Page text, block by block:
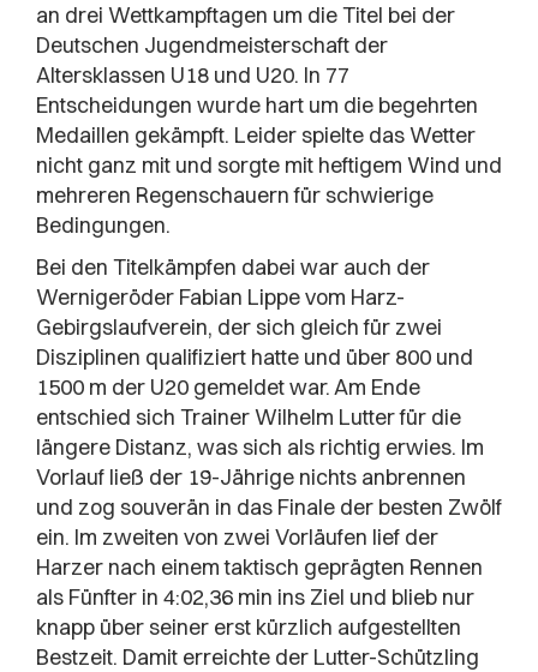
an drei Wettkampftagen um die Titel bei der
Deutschen Jugendmeisterschaft der
Altersklassen U18 und U20. In 77
Entscheidungen wurde hart um die begehrten
Medaillen gekämpft. Leider spielte das Wetter
nicht ganz mit und sorgte mit heftigem Wind und
mehreren Regenschauern für schwierige
Bedingungen.
Bei den Titelkämpfen dabei war auch der
Wernigeröder Fabian Lippe vom Harz-
Gebirgslaufverein, der sich gleich für zwei
Disziplinen qualifiziert hatte und über 800 und
1500 m der U20 gemeldet war. Am Ende
entschied sich Trainer Wilhelm Lutter für die
längere Distanz, was sich als richtig erwies. Im
Vorlauf ließ der 19-Jährige nichts anbrennen
und zog souverän in das Finale der besten Zwölf
ein. Im zweiten von zwei Vorläufen lief der
Harzer nach einem taktisch geprägten Rennen
als Fünfter in 4:02,36 min ins Ziel und blieb nur
knapp über seiner erst kürzlich aufgestellten
Bestzeit. Damit erreichte der Lutter-Schützling